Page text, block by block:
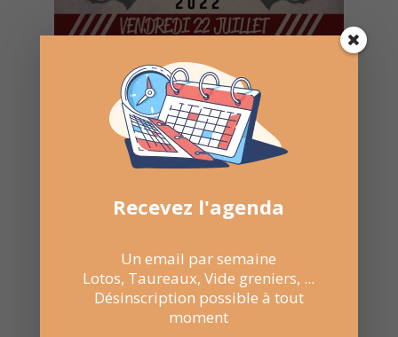
Recevez l'agenda
Un email par semaine
Lotos, Taureaux, Vide greniers, ...
Désinscription possible à tout
moment